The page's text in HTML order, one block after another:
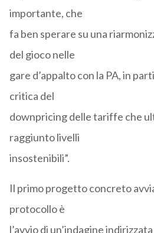
importante, che
fa ben sperare su una
del gioco nelle
gare d’appalto con la PA, in
critica del
downpricing delle tariffe che
raggiunto livelli
insostenibili”.
Il primo progetto concreto
protocollo è
l’avvio di un’indagine